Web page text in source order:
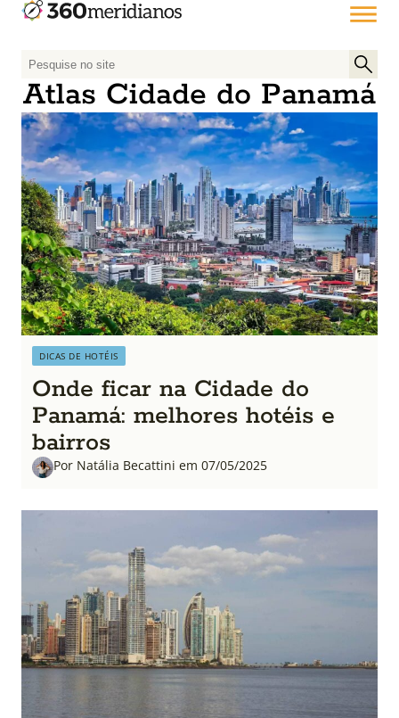
P
e
s
q
i
s
a
r
p
o
r
:
Atlas Cidade do Panamá
DICAS DE HOTÉIS
Onde ficar na Cidade do
Panamá: melhores hotéis e
bairros
Por Natália Becattini em 07/05/2025